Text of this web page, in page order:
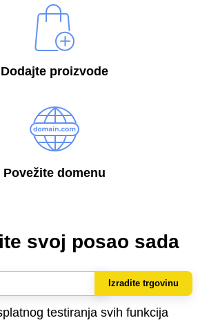
Dodajte proizvode
Povežite domenu
svoj posao sada
Izradite trgovinu
testiranja svih funkcija